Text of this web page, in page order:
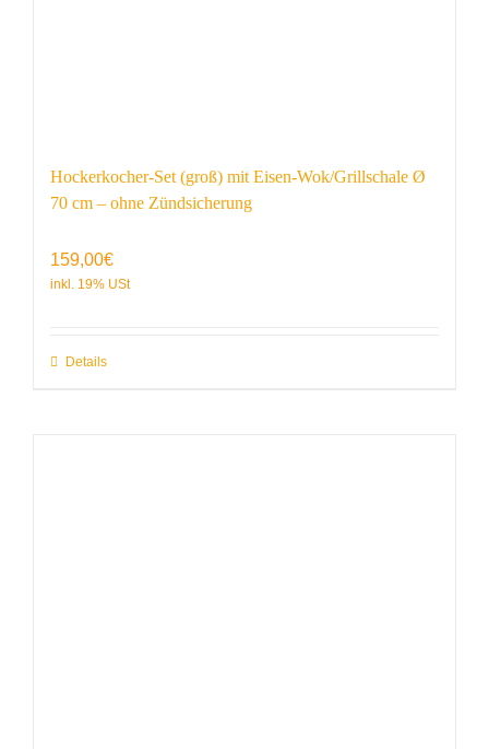
Hockerkocher-Set (groß) mit Eisen-Wok/Grillschale Ø
70 cm – ohne Zündsicherung
159,00€
Details